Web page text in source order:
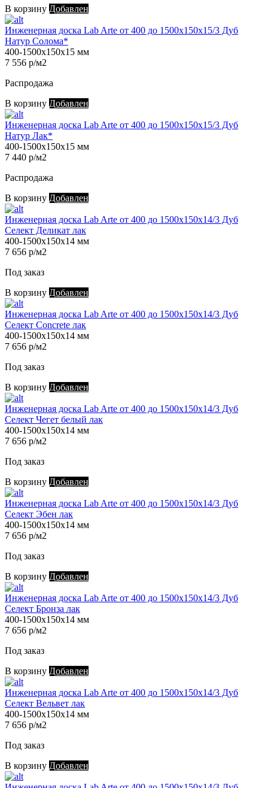
В корзину Добавлен
Инженерная доска Lab Arte от 400 до 1500х150х15/3 Дуб
Натур Солома*
400-1500х150х15 мм
7 556 р/м2
Распродажа
В корзину Добавлен
Инженерная доска Lab Arte от 400 до 1500х150х15/3 Дуб
Натур Лак*
400-1500х150х15 мм
7 440 р/м2
Распродажа
В корзину Добавлен
Инженерная доска Lab Arte от 400 до 1500х150х14/3 Дуб
Селект Деликат лак
400-1500х150х14 мм
7 656 р/м2
Под заказ
В корзину Добавлен
Инженерная доска Lab Arte от 400 до 1500х150х14/3 Дуб
Селект Concrete лак
400-1500х150х14 мм
7 656 р/м2
Под заказ
В корзину Добавлен
Инженерная доска Lab Arte от 400 до 1500х150х14/3 Дуб
Селект Чегет белый лак
400-1500х150х14 мм
7 656 р/м2
Под заказ
В корзину Добавлен
Инженерная доска Lab Arte от 400 до 1500х150х14/3 Дуб
Селект Эбен лак
400-1500х150х14 мм
7 656 р/м2
Под заказ
В корзину Добавлен
Инженерная доска Lab Arte от 400 до 1500х150х14/3 Дуб
Селект Бронза лак
400-1500х150х14 мм
7 656 р/м2
Под заказ
В корзину Добавлен
Инженерная доска Lab Arte от 400 до 1500х150х14/3 Дуб
Селект Вельвет лак
400-1500х150х14 мм
7 656 р/м2
Под заказ
В корзину Добавлен